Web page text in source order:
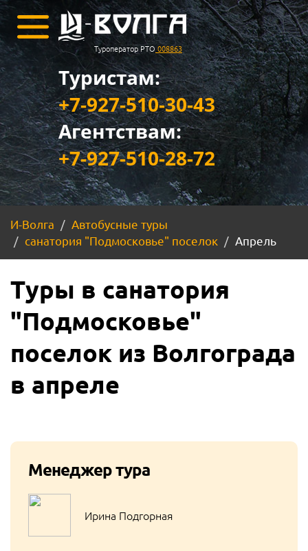
Туроператор РТО 008863
Туристам:
+7-927-510-30-43
Агентствам:
+7-927-510-28-72
И-Волга
Автобусные туры
санатория "Подмосковье" поселок
Апрель
Туры в санатория
"Подмосковье"
поселок из Волгограда
в апреле
Менеджер тура
Ирина Подгорная